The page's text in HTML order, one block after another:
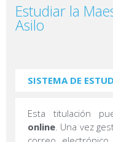
Estudiar la
Asilo
SISTEMA DE
Esta titulación
online . Una vez